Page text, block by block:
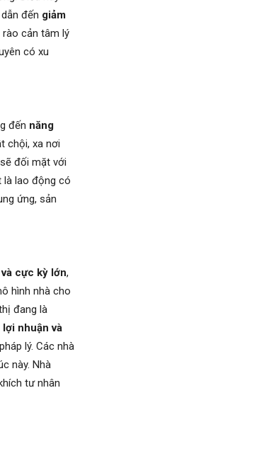
đến giảm
cản tâm lý
có xu
đến năng
chội, xa nơi
đối mặt với
là lao động có
ứng, sản
cực kỳ lớn,
hình nhà cho
đang là
nhuận và
lý. Các nhà
này. Nhà
tư nhân